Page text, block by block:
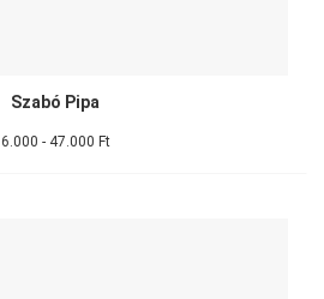
Szabó Pipa
6.000 - 47.000 Ft